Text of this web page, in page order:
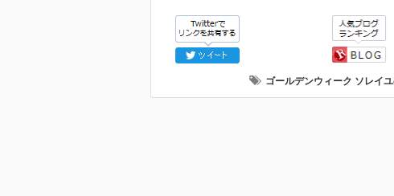
ゴールデンウィーク ソレイ